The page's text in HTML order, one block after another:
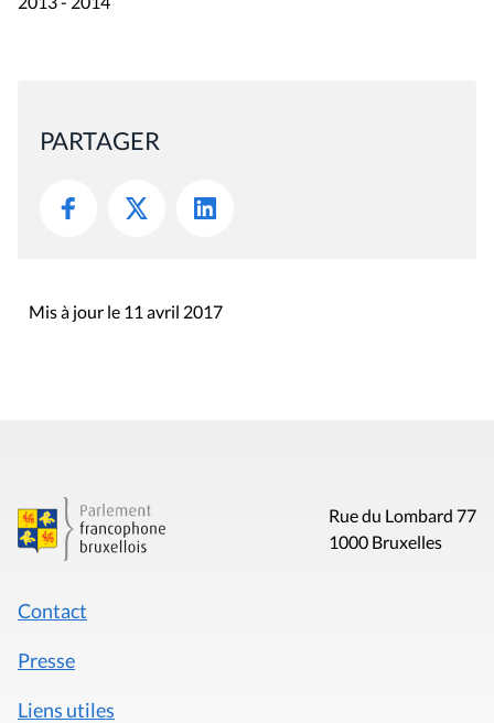
PARTAGER
Mis à jour le 11 avril 2017
Rue du Lombard 77
1000 Bruxelles
Contact
Presse
Liens utiles